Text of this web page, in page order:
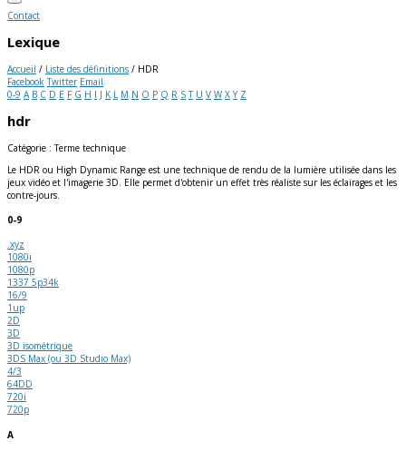
Contact
Lexique
Accueil / Liste des définitions / HDR
Facebook Twitter Email
0-9 A B C D E F G H I J K L M N O P Q R S T U V W X Y Z
hdr
Catégorie : Terme technique
Le HDR ou High Dynamic Range est une technique de rendu de la lumière utilisée dans les
jeux vidéo et l'imagerie 3D. Elle permet d'obtenir un effet très réaliste sur les éclairages et les
contre-jours.
0-9
.xyz
1080i
1080p
1337 5p34k
16/9
1up
2D
3D
3D isométrique
3DS Max (ou 3D Studio Max)
4/3
64DD
720i
720p
A